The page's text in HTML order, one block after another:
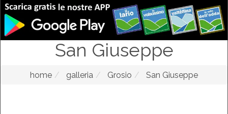
San Giuseppe
home galleria Grosio San Giuseppe